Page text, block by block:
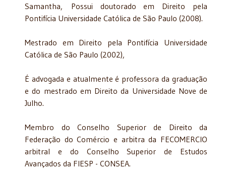
Samantha, Possui doutorado em Direito pela
Pontifícia Universidade Católica de São Paulo (2008).
Mestrado em Direito pela Pontifícia Universidade
Católica de São Paulo (2002),
É advogada e atualmente é professora da graduação
e do mestrado em Direito da Universidade Nove de
Julho.
Membro do Conselho Superior de Direito da
Federação do Comércio e arbitra da FECOMERCIO
arbitral e do Conselho Superior de Estudos
Avançados da FIESP - CONSEA.